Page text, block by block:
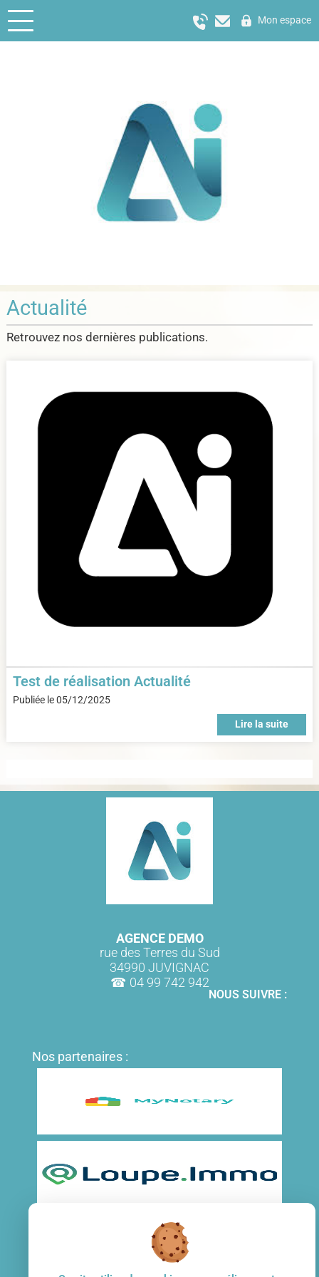
Mon espace
Actualité
Retrouvez nos dernières publications.
Test de réalisation Actualité
Publiée le05/12/2025
Lire la suite
AGENCE DEMO
rue des Terres du Sud
34990 JUVIGNAC
04 99 742 942
NOUS SUIVRE :
Nos partenaires :
Mentions légales